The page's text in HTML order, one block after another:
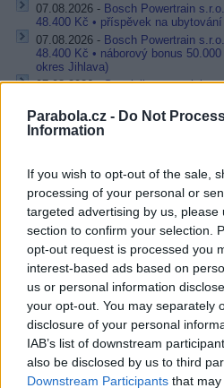
Parabola.cz - Do Not
Information
If you wish to opt-out of the sale,
processing of your personal or
targeted advertising by us, please
section to confirm your selection.
opt-out request is processed you
interest-based ads based on
us or personal information
your opt-out. You may separately
disclosure of your personal
IAB’s list of downstream
also be disclosed by us to third
Downstream Participants that
07.08.2026 - Bosch Powertrain
48.400 Kč • příspěvek na
07.08.2026 - Bosch Powertrain
48.400 Kč • náborový bonus
okres Jihlava)
07.08.2026 -Specialista pro
06.08.2026 -Bosch Powertrain
Kč • náborový bonus 50.000 Kč •
týdenní zálohy na mzdu 2.000 Kč
... další nabídky zaměstnání